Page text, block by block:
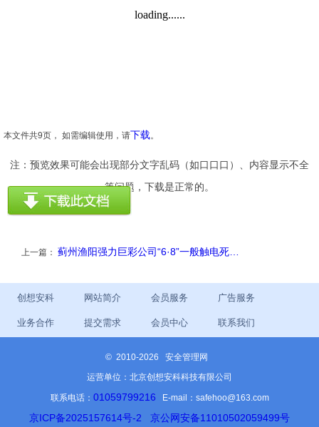
本文件共9页， 如需编辑使用，请下载。
注：预览效果可能会出现部分文字乱码（如口口口）、内容显示不全
等问题，下载是正常的。
上一篇： 蓟州渔阳强力巨彩公司“6·8”一般触电死…
创想安科 网站简介 会员服务 广告服务
业务合作 提交需求 会员中心 联系我们
© 2010-2026 安全管理网
运营单位：北京创想安科科技有限公司
联系电话： 01059799216 E-mail：safehoo@163.com
京ICP备2025157614号-2 京公网安备11010502059499号